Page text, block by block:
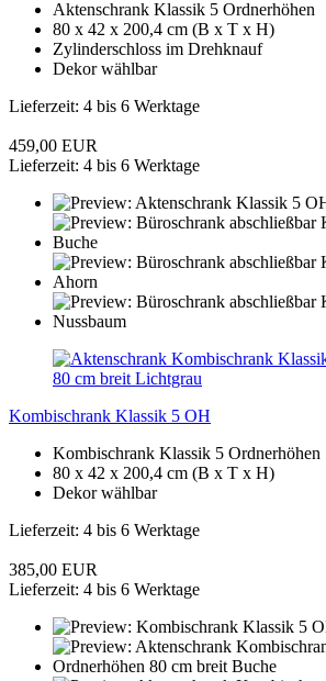
Aktenschrank Klassik 5 Ordnerhöhen
80 x 42 x 200,4 cm (B x T x H)
Zylinderschloss im Drehknauf
Dekor wählbar
Lieferzeit: 4 bis 6 Werktage
459,00 EUR
Lieferzeit: 4 bis 6 Werktage
Kombischrank Klassik 5 OH
Kombischrank Klassik 5 Ordnerhöhen
80 x 42 x 200,4 cm (B x T x H)
Dekor wählbar
Lieferzeit: 4 bis 6 Werktage
385,00 EUR
Lieferzeit: 4 bis 6 Werktage